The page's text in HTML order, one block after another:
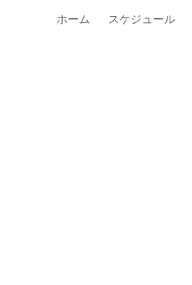
Skip to main content
ホーム スケジュール